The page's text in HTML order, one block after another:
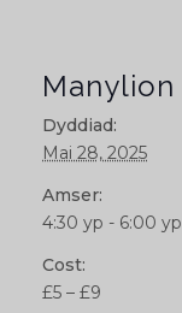
Manylion
Dyddiad:
Mai 28, 2025
Amser:
4:30 yp - 6:00 yp
Cost:
£5 – £9